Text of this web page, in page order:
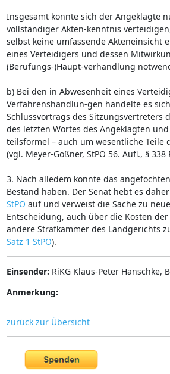
Insgesamt konnte sich der Angeklagte
vollständiger Akten-kenntnis
selbst keine umfassende Akteneinsicht
eines Verteidigers und dessen
(Berufungs-)Haupt-verhandlung
b) Bei den in Abwesenheit eines
Verfahrenshandlun-gen handelte es
Schlussvortrags des Sitzungsvertreters
des letzten Wortes des Angeklagten
teilsformel – auch um wesentliche Teile
(vgl. Meyer-Goßner, StPO 56. Aufl., § 338
3. Nach alledem konnte das
Bestand haben. Der Senat hebt es
StPO auf und verweist die Sache zu
Entscheidung, auch über die Kosten
andere Strafkammer des Landgerichts
Satz 1 StPO).
Einsender: RiKG Klaus-Peter Hanschke,
Anmerkung:
zurück zur Übersicht